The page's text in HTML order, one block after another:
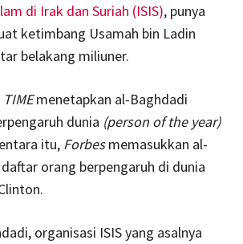
di Irak dan Suriah (ISIS), punya
ketimbang Usamah bin Ladin
belakang miliuner.
TIMEmenetapkan al-Baghdadi
dunia (person of the year)
itu, Forbesmemasukkan al-
orang berpengaruh di dunia
organisasi ISIS yang asalnya